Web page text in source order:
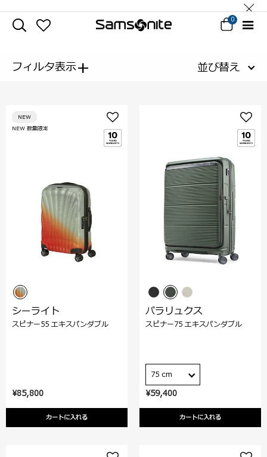
0
フィルタ表示+ 並び替え
¥85,800
カートに入れる
NEW 数量限定
NEW
シーライト
スピナー55 エキスパンダブル
¥59,400
カートに入れる
パラリュクス
スピナー75 エキスパンダブル
75 cm